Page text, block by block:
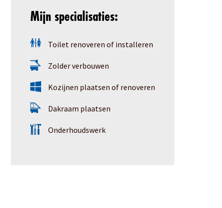
Mijn specialisaties:
Toilet renoveren of installeren
Zolder verbouwen
Kozijnen plaatsen of renoveren
Dakraam plaatsen
Onderhoudswerk